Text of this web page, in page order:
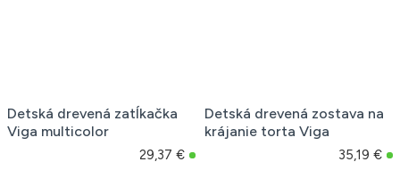
Detská drevená zatĺkačka
Viga multicolor
29,37 €
Detská drevená zostava na
krájanie torta Viga
35,19 €